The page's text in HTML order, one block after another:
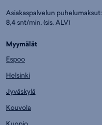
Asiakaspalvelun puhelumaksut:
8,4 snt/min. (sis. ALV)
Myymälät
Espoo
Helsinki
Jyväskylä
Kouvola